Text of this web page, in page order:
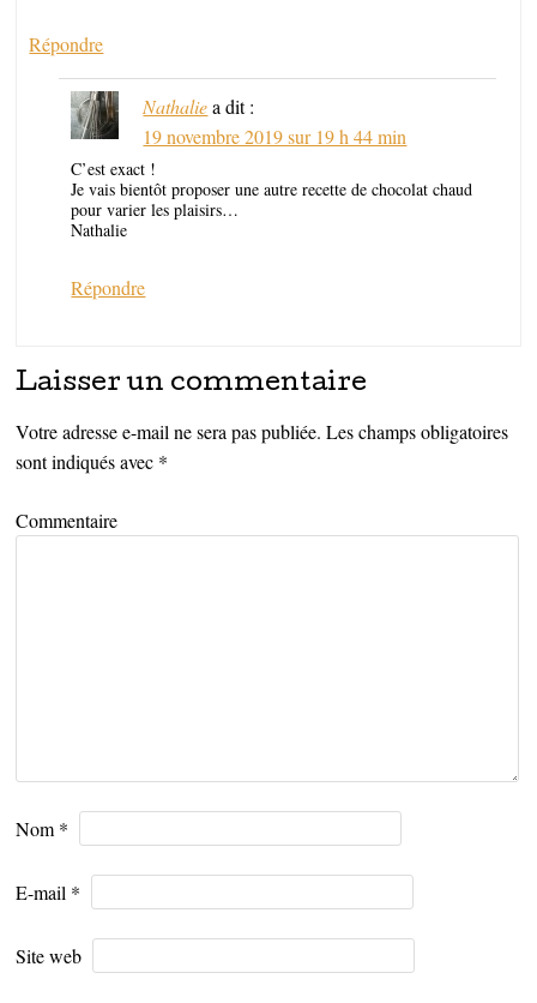
Répondre
Nathalie a dit :
19 novembre 2019 sur 19 h 44 min
C’est exact !
Je vais bientôt proposer une autre recette de chocolat chaud
pour varier les plaisirs…
Nathalie
Répondre
Laisser un commentaire
Votre adresse e-mail ne sera pas publiée. Les champs obligatoires
sont indiqués avec *
Commentaire
Nom *
E-mail *
Site web